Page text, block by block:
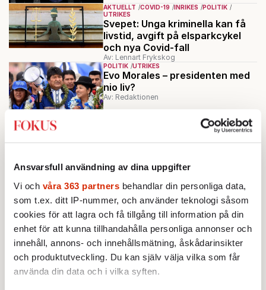
Ansvarsfull användning av dina uppgifter
Vi och våra 363 partners behandlar din personliga data,
som t.ex. ditt IP-nummer, och använder teknologi såsom
cookies för att lagra och få tillgång till information på din
enhet för att kunna tillhandahålla personliga annonser och
innehåll, annons- och innehållsmätning, åskådarinsikter
och produktutveckling. Du kan själv välja vilka som får
använda din data och i vilka syften.
AKTUELLT COVID-19 INRIKES
POLITIK
UTRIKES
Svepet: Unga kriminella kan få
livstid, avgift på elsparkcykel
och nya Covid-fall
Av: Lennart Frykskog
POLITIK UTRIKES
Evo Morales – presidenten med
nio liv?
Av: Redaktionen
Josefin Ekermann – en
UTRIKES
politiskt haveri
Av: Ebba Blume
Ladda fler
Mest lästa